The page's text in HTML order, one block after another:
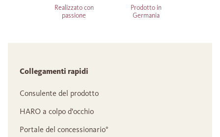
Realizzato con
passione
Prodotto in
Germania
Collegamenti rapidi
Consulente del prodotto
HARO a colpo d'occhio
Portale del concessionario°